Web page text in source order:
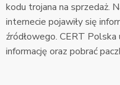
kodu trojana na sprzedaż.
internecie pojawiły się
źródłowego. CERT
informację oraz pobrać